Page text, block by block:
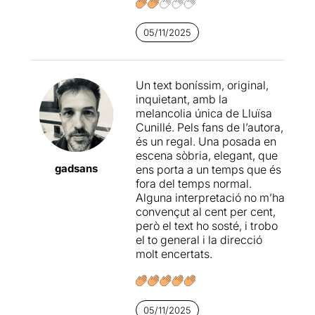
favor que bé val el preu de
l’entrada.
dels propietaris del pis la
que li dona ritme a la
narrativa i posa en marxa un
refent una connexió que
s’havia fet tediosa.
El repartiment funciona, més
o menys, com el relat,
comença creant unes
expectatives que van
disminuint a mesura que
avança la trama. La direcció
de personatges és poc
fluida i, això, va alentint
l’acció i l’atenció del públic.
Els punts de llum els
protagonitzen Quim Àvila i
Albert Pérez, que
aconsegueixen atrapar al
públic en les seves
intervencions.
05/11/2025
gadsans
Un text boníssim, original,
inquietant, amb la
melancolia única de Lluïsa
Cunillé. Pels fans de l’autora,
és un regal. Una posada en
escena sòbria, elegant, que
ens porta a un temps que és
fora del temps normal.
Alguna interpretació no m’ha
convençut al cent per cent,
però el text ho sosté, i trobo
el to general i la direcció
molt encertats.
05/11/2025